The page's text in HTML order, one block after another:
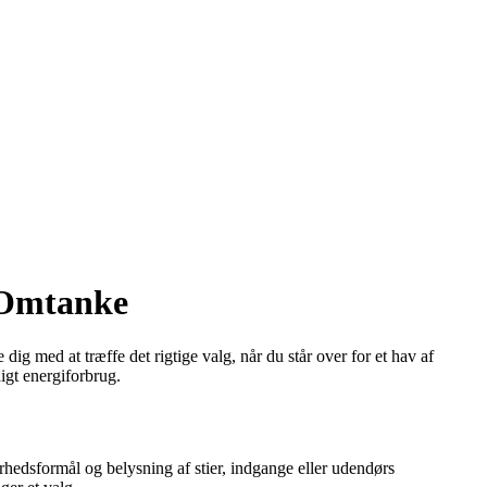
dig med at træffe det rigtige valg, når du står over for et hav af
energiforbrug.
og belysning af stier, indgange eller udendørs